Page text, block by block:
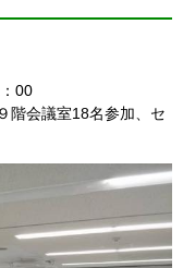
00
議室18名参加、セ